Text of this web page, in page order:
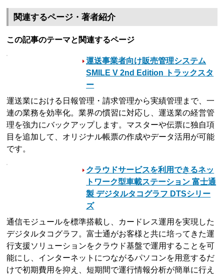
関連するページ・著者紹介
この記事のテーマと関連するページ
運送事業者向け販売管理システム
SMILE V 2nd Edition トラックスタ
ー
運送業における日報管理・請求管理から実績管理まで、一
連の業務を効率化。業界の慣習に対応し、運送業の経営管
理を強力にバックアップします。マスターや伝票に独自項
目を追加して、オリジナル帳票の作成やデータ活用が可能
です。
クラウドサービスを利用できるネッ
トワーク型車載ステーション 富士通
製 デジタルタコグラフ DTSシリー
ズ
通信モジュールを標準搭載し、カードレス運用を実現した
デジタルタコグラフ。富士通がお客様と共に培ってきた運
行支援ソリューションをクラウド基盤で運用することを可
能にし、インターネットにつながるパソコンを用意するだ
けで初期費用を抑え、短期間で運行情報分析が簡単に行え